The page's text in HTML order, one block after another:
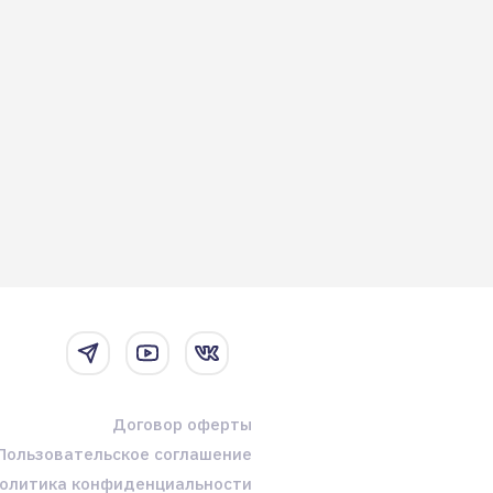
Договор оферты
соглашение
конфиденциальности